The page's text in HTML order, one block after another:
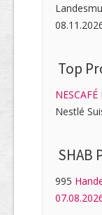
Top
Nestlé
SHAB
995